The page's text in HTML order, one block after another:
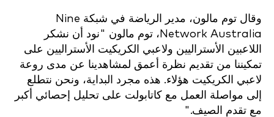
وقال توم مالون، مدير الرياضة في شبكة Nine
Network Australia، توم مالون "نود أن نشكر
اللاعبين الأستراليين ولاعبي الكريكيت الأستراليين على
تمكيننا من تقديم نظرة أعمق لمشاهدينا عن مدى روعة
لاعبي الكريكيت هؤلاء. هذه مجرد البداية، ونحن نتطلع
إلى مواصلة العمل مع كاتابولت على تحليل إحصائي أكبر
مع تقدم الصيف."